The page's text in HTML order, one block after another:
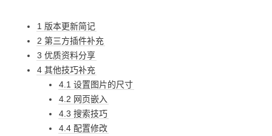
1 版本更新简记
2 第三方插件补充
3 优质资料分享
4 其他技巧补充
4.1 设置图片的尺寸
4.2 网页嵌入
4.3 搜索技巧
4.4 配置修改